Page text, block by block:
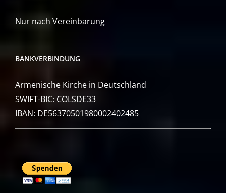
Nur nach Vereinbarung
BANKVERBINDUNG
Armenische Kirche in Deutschland
SWIFT-BIC: COLSDE33
IBAN: DE56370501980002402485